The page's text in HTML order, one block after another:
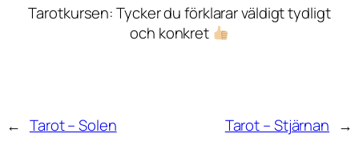
Tarotkursen: Tycker du förklarar väldigt tydligt
och konkret
← Tarot – Solen Tarot – Stjärnan →